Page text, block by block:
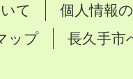
て
個人情報
ップ
長久手市